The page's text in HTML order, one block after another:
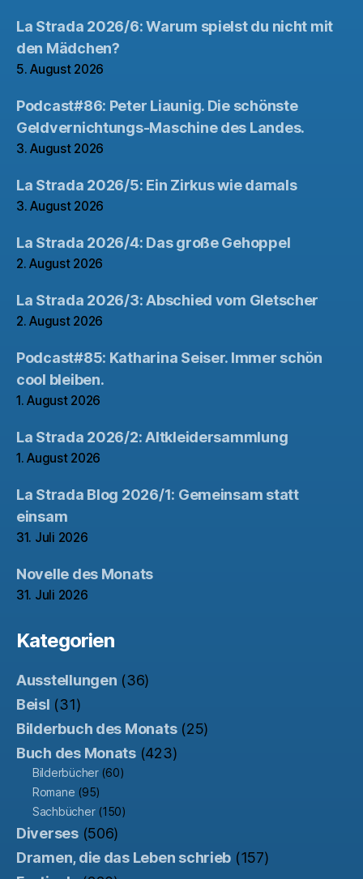
La Strada 2026/6: Warum spielst du nicht mit
den Mädchen?
5. August 2026
Podcast#86: Peter Liaunig. Die schönste
Geldvernichtungs-Maschine des Landes.
3. August 2026
La Strada 2026/5: Ein Zirkus wie damals
3. August 2026
La Strada 2026/4: Das große Gehoppel
2. August 2026
La Strada 2026/3: Abschied vom Gletscher
2. August 2026
Podcast#85: Katharina Seiser. Immer schön
cool bleiben.
1. August 2026
La Strada 2026/2: Altkleidersammlung
1. August 2026
La Strada Blog 2026/1: Gemeinsam statt
einsam
31. Juli 2026
Novelle des Monats
31. Juli 2026
Kategorien
Ausstellungen (36)
Beisl (31)
Bilderbuch des Monats(25)
Buch des Monats(423)
Bilderbücher(60)
Romane (95)
Sachbücher(150)
Diverses(506)
Dramen, die das Leben schrieb (157)